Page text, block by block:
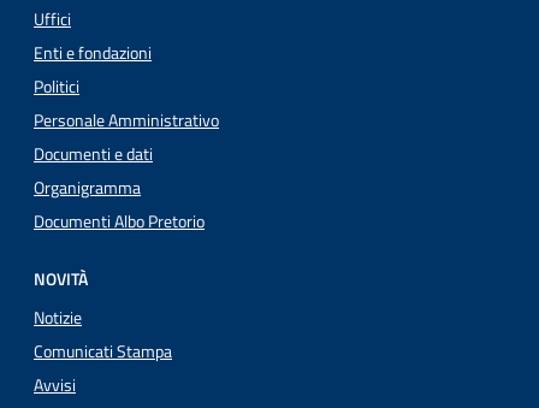
Uffici
Enti e fondazioni
Politici
Personale Amministrativo
Documenti e dati
Organigramma
Documenti Albo Pretorio
NOVITÀ
Notizie
Comunicati Stampa
Avvisi